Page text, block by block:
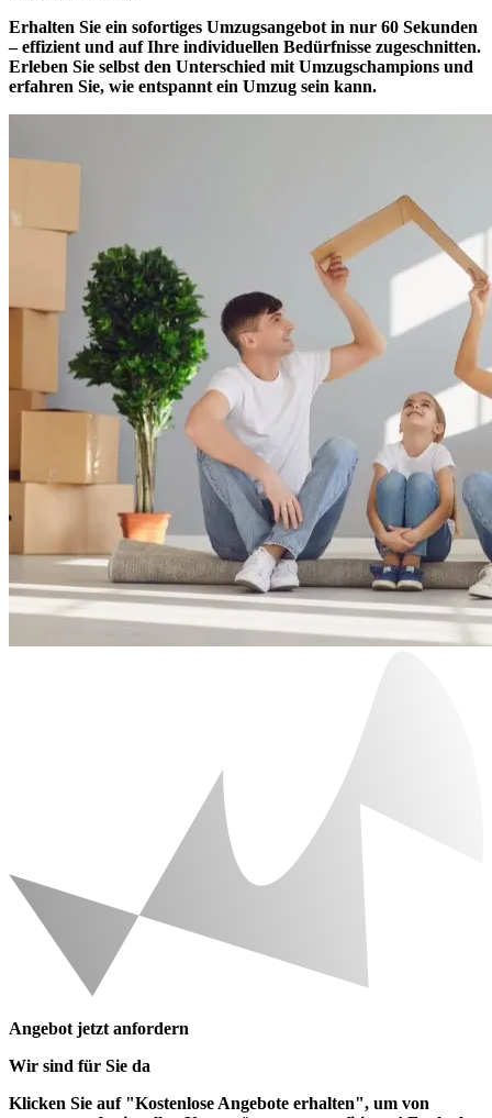
Erhalten Sie ein sofortiges Umzugsangebot in nur 60 Sekunden
– effizient und auf Ihre individuellen Bedürfnisse zugeschnitten.
Erleben Sie selbst den Unterschied mit Umzugschampions und
erfahren Sie, wie entspannt ein Umzug sein kann.
Angebot jetzt anfordern
Wir sind für Sie da
Klicken Sie auf "Kostenlose Angebote erhalten", um von